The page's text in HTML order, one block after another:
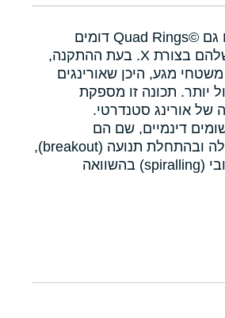
איקסרינגים (X-Rings), המכונים גם Quad Rings©‎ דומים
לאורינגים, אבל פרופיל החתך שלהם בצורת X. בעת ההתקנה,
מגע, היכן שאורינגים
יותר. תכונה זו מספקת
של אורינג סטנדרטי.
דינמיים, שם הם
מאפשרים הפחתה בחיכוך בפעולה ובהתחלת תנועה (breakout),
ומפחיתים את הסיכון לכשל סיבובי (spiralling) בהשוואה